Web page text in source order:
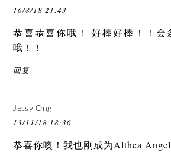
16/8/18 21:43
恭喜恭喜你哦！ 好棒好棒！！会
哦！！
回复
Jessy Ong
13/11/18 18:36
恭喜你噢！我也刚成为Althea Angel